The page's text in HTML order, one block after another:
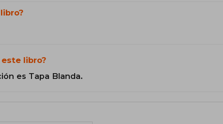
libro?
es Tapa Blanda.